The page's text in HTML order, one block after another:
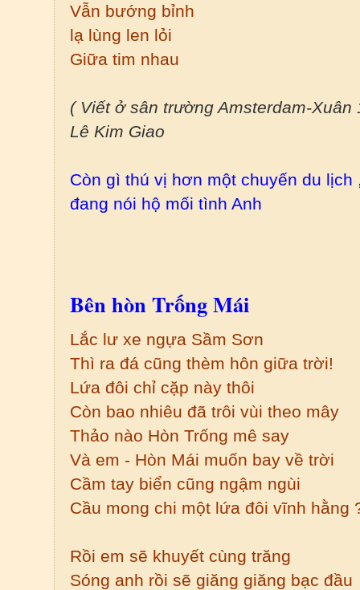
Vẫn bướng bỉnh
lạ lùng len lỏi
Giữa tim nhau
( Viết ở sân trường Amsterdam-Xuân
Lê Kim Giao
Còn gì thú vị hơn một chuyến du
đang nói hộ mối tình Anh
Bên hòn Trống Mái
Lắc lư xe ngựa Sầm Sơn
Thì ra đá cũng thèm hôn giữa trời!
Lứa đôi chỉ cặp này thôi
Còn bao nhiêu đã trôi vùi theo mây
Thảo nào Hòn Trống mê say
Và em - Hòn Mái muốn bay về trời
Cầm tay biển cũng ngậm ngùi
Cầu mong chi một lứa đôi vĩnh hằng
Rồi em sẽ khuyết cùng trăng
Sóng anh rồi sẽ giăng giăng bạc đầu